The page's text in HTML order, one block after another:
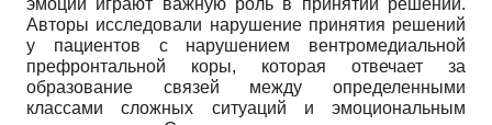
эмоции играют важную роль в принятии решений.
Авторы исследовали нарушение принятия решений
у пациентов с нарушением вентромедиальной
префронтальной коры, которая отвечает за
образование связей между определенными
классами сложных ситуаций и эмоциональным